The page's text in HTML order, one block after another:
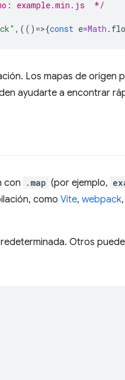
example.min.js  */
,(() =>{const e=Math .
Los mapas de origen
ayudarte a encontrar
con .map (por ejemplo,
como Vite, webpack,
Otros